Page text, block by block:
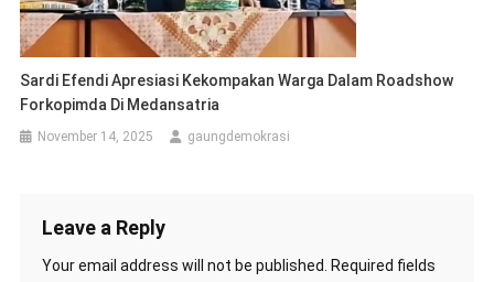
Sardi Efendi Apresiasi Kekompakan Warga Dalam Roadshow
Forkopimda Di Medansatria
November 14, 2025 gaungdemokrasi
Leave a Reply
Your email address will not be published.
Required fields